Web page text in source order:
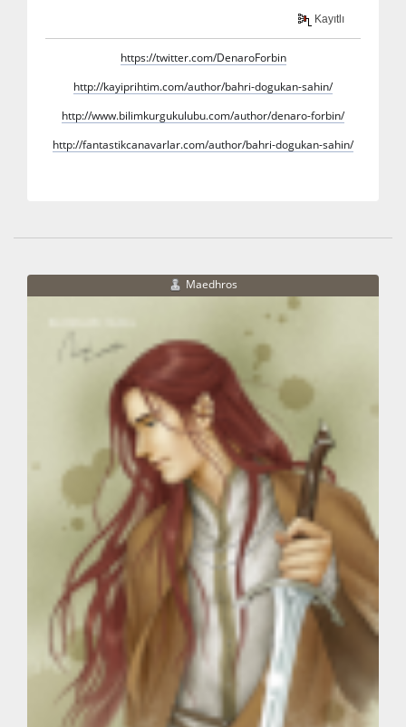
Kayıtlı
https://twitter.com/DenaroForbin
http://kayiprihtim.com/author/bahri-dogukan-sahin/
http://www.bilimkurgukulubu.com/author/denaro-forbin/
http://fantastikcanavarlar.com/author/bahri-dogukan-sahin/
Maedhros